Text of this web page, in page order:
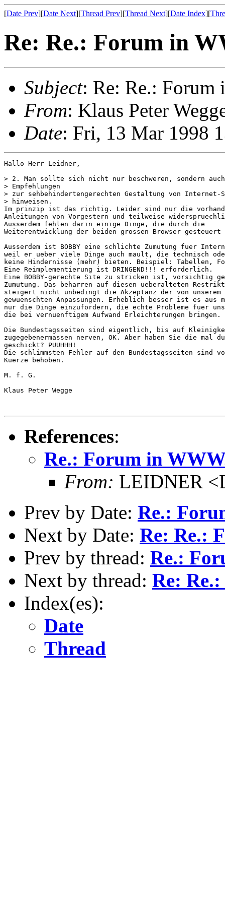
[Date Prev][Date Next][Thread Prev][Thread Next][Date Index][
Re: Re.: Forum in
Subject: Re: Re.: Forum
From: Klaus Peter
Date: Fri, 13 Mar 1998
Hallo Herr Leidner,
> 2. Man sollte sich nicht nur beschweren, sondern
> Empfehlungen
> zur sehbehindertengerechten Gestaltung von Internet-
> hinweisen.
Im prinzip ist das richtig. Leider sind nur die
Anleitungen von Vorgestern und teilweise
Ausserdem fehlen darin einige Dinge, die durch die
Weiterentwicklung der beiden grossen Browser gesteuert
Ausserdem ist BOBBY eine schlichte Zumutung fuer
weil er ueber viele Dinge auch mault, die technisch
keine Hindernisse (mehr) bieten. Beispiel: Tabellen,
Eine Reimplementierung ist DRINGEND!!! erforderlich.
Eine BOBBY-gerechte Site zu stricken ist, vorsichtig
Zumutung. Das beharren auf diesen ueberalteten
steigert nicht unbedingt die Akzeptanz der von unserem
gewuenschten Anpassungen. Erheblich besser ist es aus
nur die Dinge einzufordern, die echte Probleme fuer
die bei vernuenftigem Aufwand Erleichterungen bringen.
Die Bundestagsseiten sind eigentlich, bis auf
zugegebenermassen nerven, OK. Aber haben Sie die mal
geschickt? PUUHHH!
Die schlimmsten Fehler auf den Bundestagsseiten sind
Kuerze behoben.
M. f. G.
Klaus Peter Wegge
References:
Re.: Forum in
From: LEIDNER
Prev by Date: Re.:
Next by Date: Re: Re.:
Prev by thread: Re.:
Next by thread: Re:
Index(es):
Date
Thread